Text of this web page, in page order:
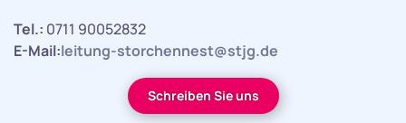
Tel.: 0711 90052832
E-Mail:leitung-storchennest@stjg.de
Schreiben Sie uns